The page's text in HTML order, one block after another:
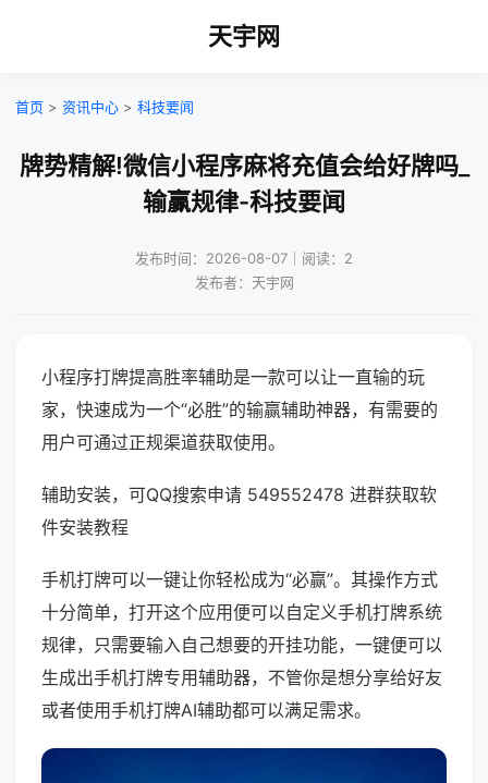
天宇网
首页 > 资讯中心 > 科技要闻
牌势精解!微信小程序麻将充值会给好牌吗_
输赢规律-科技要闻
发布时间：2026-08-07｜阅读：2
发布者：天宇网
小程序打牌提高胜率辅助是一款可以让一直输的玩
家，快速成为一个“必胜”的输赢辅助神器，有需要的
用户可通过正规渠道获取使用。
辅助安装，可QQ搜索申请 549552478 进群获取软
件安装教程
手机打牌可以一键让你轻松成为“必赢”。其操作方式
十分简单，打开这个应用便可以自定义手机打牌系统
规律，只需要输入自己想要的开挂功能，一键便可以
生成出手机打牌专用辅助器，不管你是想分享给好友
或者使用手机打牌AI辅助都可以满足需求。